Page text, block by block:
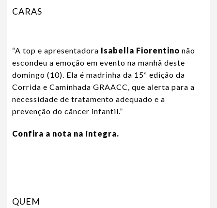
CARAS
“A top e apresentadora Isabella Fiorentino não
escondeu a emoção em evento na manhã deste
domingo (10). Ela é madrinha da 15ª edição da
Corrida e Caminhada GRAACC, que alerta para a
necessidade de tratamento adequado e a
prevenção do câncer infantil.”
Confira a nota na íntegra.
QUEM